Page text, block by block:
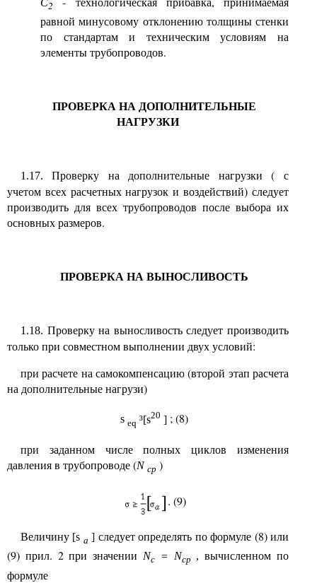
2
равной минусовому отклонению толщины стенки
по стандартам и техническим условиям на
элементы трубопроводов.
ПРОВЕРКА НА ДОПОЛНИТЕЛЬНЫЕ
НАГРУЗКИ
1.17.Проверку на дополнительные нагрузки ( с
учетом всех расчетных нагрузок и воздействий) следует
производить для всех трубопроводов после выбора их
основных размеров.
ПРОВЕРКА НА ВЫНОСЛИВОСТЬ
1.18. Проверку на выносливость следует производить
только при совместном выполнении двух условий:
при расчете на самокомпенсацию (второй этап расчета
на дополнительные нагрузи)
s eq ³[s20 ] ; (8)
при заданном числе полных циклов изменения
давления в трубопроводе (N ср )
. (9)
Величину [s а ] следует определять по формуле (8) или
(9) прил. 2 при значении Nc = Ncp , вычисленном по
формуле